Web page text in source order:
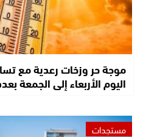
موجة حر وزخات رعدية مع
اليوم الأربعاء إلى الجمعة
مستجدات